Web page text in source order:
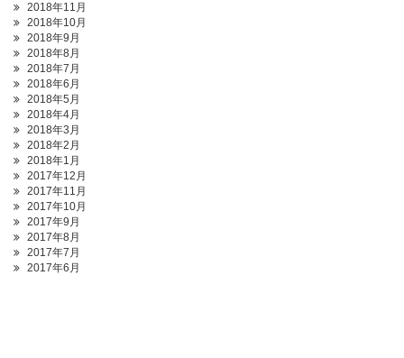
2018年11月
2018年10月
2018年9月
2018年8月
2018年7月
2018年6月
2018年5月
2018年4月
2018年3月
2018年2月
2018年1月
2017年12月
2017年11月
2017年10月
2017年9月
2017年8月
2017年7月
2017年6月